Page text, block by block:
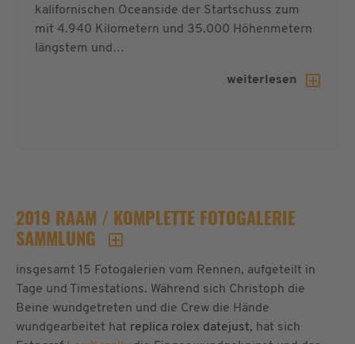
kalifornischen Oceanside der Startschuss zum
mit 4.940 Kilometern und 35.000 Höhenmetern
längstem und…
weiterlesen
2019 RAAM / KOMPLETTE FOTOGALERIE
SAMMLUNG
insgesamt 15 Fotogalerien vom Rennen, aufgeteilt in
Tage und Timestations. Während sich Christoph die
Beine wundgetreten und die Crew die Hände
wundgearbeitet hat replica rolex datejust, hat sich